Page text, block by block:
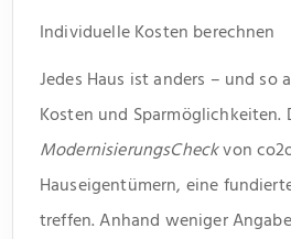
Individuelle Kosten berechnen
Jedes Haus ist anders – und so
Kosten und Sparmöglichkeiten.
ModernisierungsCheckvon
Hauseigentümern, eine
treffen. Anhand weniger